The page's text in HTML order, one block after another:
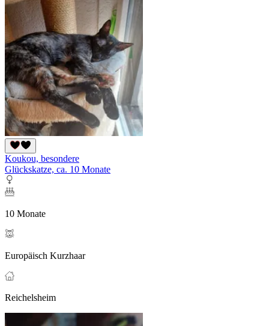
Koukou, besondere
Glückskatze, ca. 10 Monate
10 Monate
Europäisch Kurzhaar
Reichelsheim